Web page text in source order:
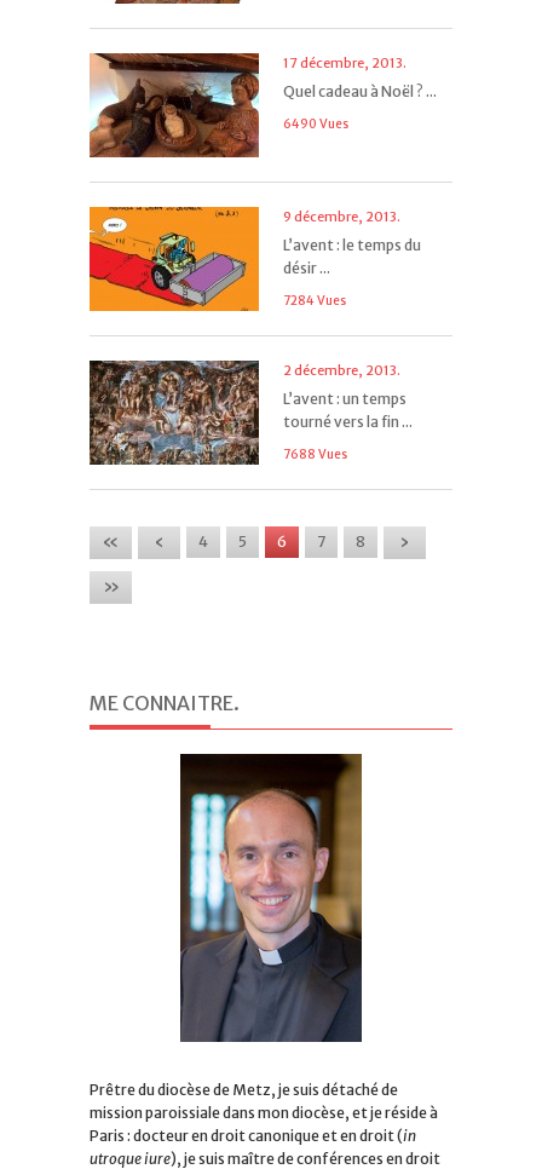
17 décembre, 2013.
Quel cadeau à Noël ? ...
6490 Vues
9 décembre, 2013.
L’avent : le temps du
désir ...
7284 Vues
2 décembre, 2013.
L’avent : un temps
tourné vers la fin ...
7688 Vues
« ‹ 4 5 6 7 8
›
»
ME CONNAITRE.
Prêtre du diocèse de Metz, je suis détaché de
mission paroissiale dans mon diocèse, et je réside à
Paris : docteur en droit canonique et en droit (in
utroque iure), je suis maître de conférences en droit